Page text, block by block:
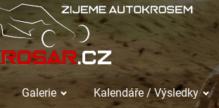
Galerie Kalendáře / Výsledky